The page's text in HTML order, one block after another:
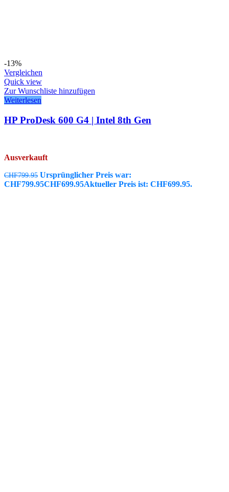
-13%
Vergleichen
Quick view
Zur Wunschliste hinzufügen
Weiterlesen
HP ProDesk 600 G4 | Intel 8th Gen
Ausverkauft
CHF799.95 Ursprünglicher Preis war:
CHF799.95CHF699.95Aktueller Preis ist: CHF699.95.